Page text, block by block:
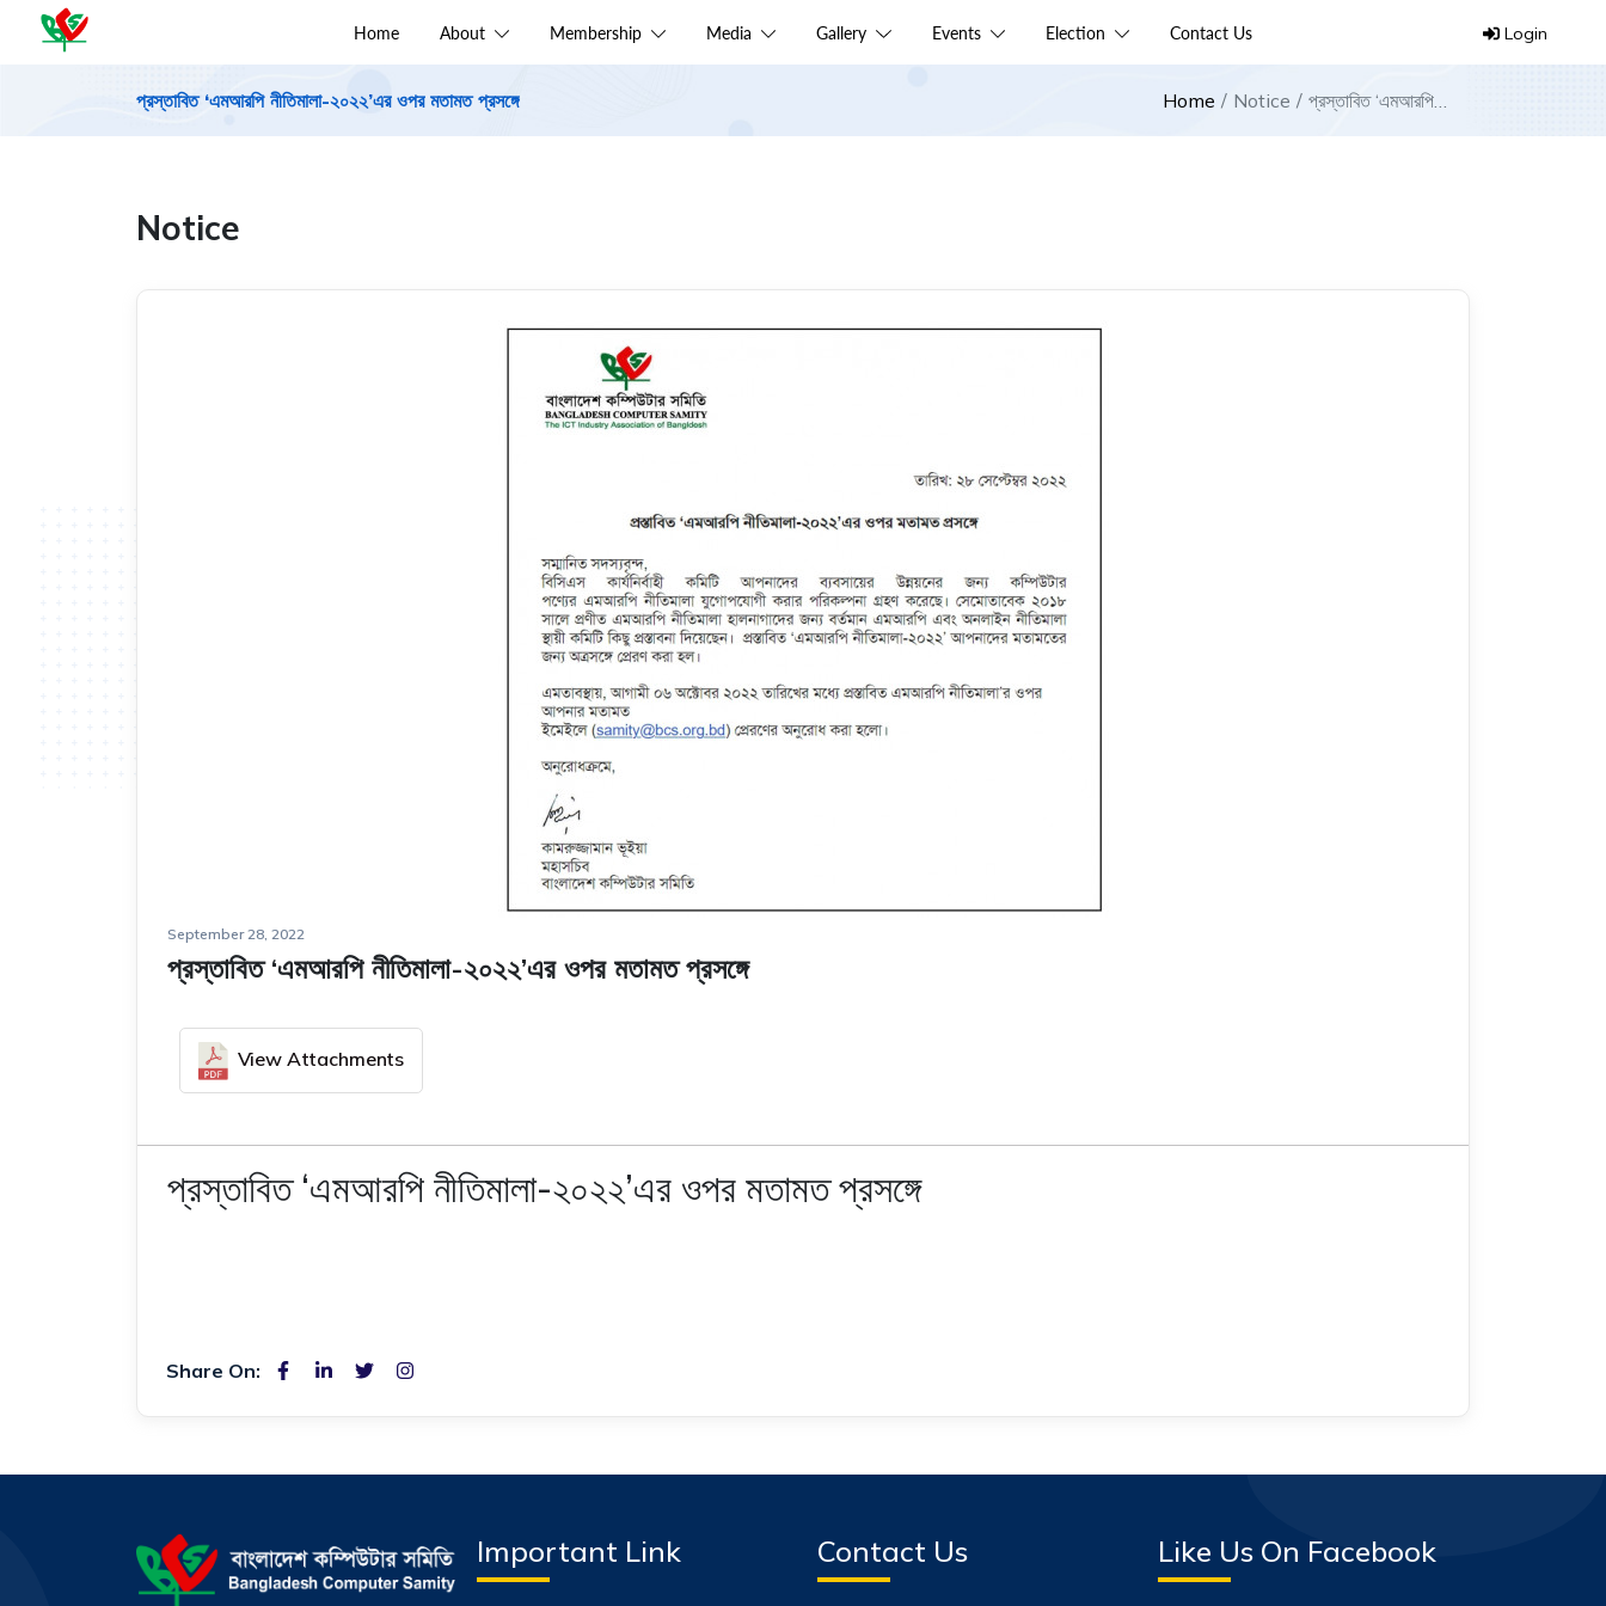
Home About Membership Media Gallery Events Election Contact Us Login
প্রস্তাবিত ‘এমআরপি নীতিমালা-২০২২’এর ওপর মতামত প্রসঙ্গে Home Notice
প্রস্তাবিত ‘এমআরপি
Notice
September 28, 2022
প্রস্তাবিত ‘এমআরপি নীতিমালা-২০২২’এর ওপর মতামত প্রসঙ্গে
View Attachments
প্রস্তাবিত ‘এমআরপি নীতিমালা-২০২২’এর ওপর মতামত প্রসঙ্গে
Share On:
Important Link Contact Us Like Us On Facebook